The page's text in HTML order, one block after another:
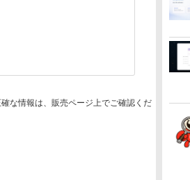
な情報は、販売ページ上でご確認くだ